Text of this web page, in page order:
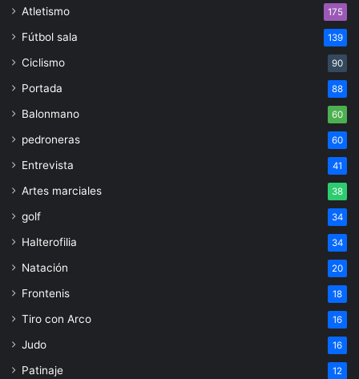
Atletismo 175
Fútbol sala 139
Ciclismo 90
Portada 88
Balonmano 60
pedroneras 60
Entrevista 41
Artes marciales 38
golf 34
Halterofilia 34
Natación 20
Frontenis 18
Tiro con Arco 16
Judo 16
Patinaje 12